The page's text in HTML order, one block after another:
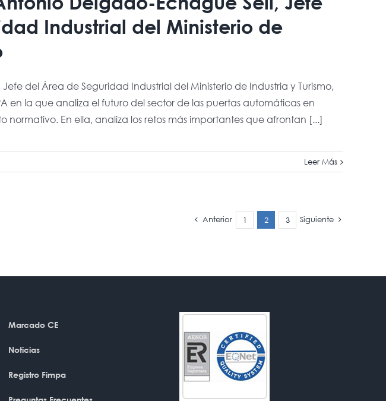
Industrial del Ministerio de
del Área de Seguridad Industrial del Ministerio de Industria y Turismo,
en la que analiza el futuro del sector de las puertas automáticas en
En ella, analiza los retos más importantes que afrontan [...]
Leer Más
Anterior 1 2 3 Siguiente
Marcado CE
Noticias
Registro Fimpa